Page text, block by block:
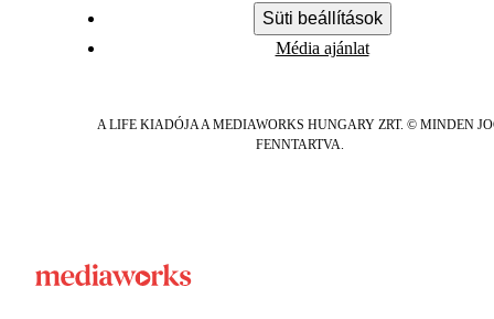
Süti beállítások
Média ajánlat
A LIFE KIADÓJA A MEDIAWORKS HUNGARY ZRT. © MINDEN
FENNTARTVA.